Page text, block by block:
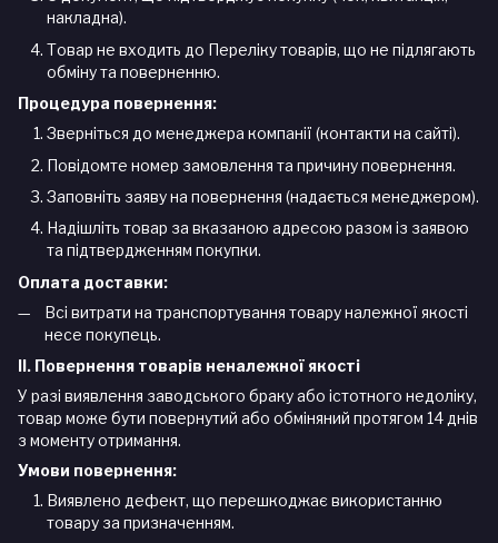
накладна).
Товар не входить до Переліку товарів, що не підлягають
обміну та поверненню.
Процедура повернення:
Зверніться до менеджера компанії (контакти на сайті).
Повідомте номер замовлення та причину повернення.
Заповніть заяву на повернення (надається менеджером).
Надішліть товар за вказаною адресою разом із заявою
та підтвердженням покупки.
Оплата доставки:
Всі витрати на транспортування товару належної якості
несе покупець.
II. Повернення товарів неналежної якості
У разі виявлення заводського браку або істотного недоліку,
товар може бути повернутий або обміняний протягом 14 днів
з моменту отримання.
Умови повернення:
Виявлено дефект, що перешкоджає використанню
товару за призначенням.